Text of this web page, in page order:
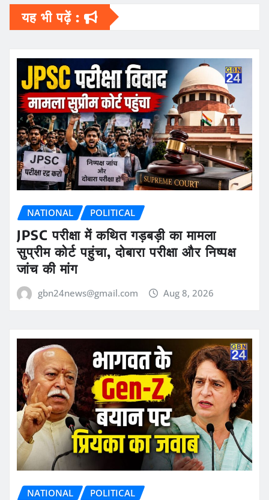
यह भी पढ़ें :
NATIONAL POLITICAL
JPSC परीक्षा में कथित गड़बड़ी का मामला
सुप्रीम कोर्ट पहुंचा, दोबारा परीक्षा और निष्पक्ष
जांच की मांग
gbn24news@gmail.com Aug 8, 2026
NATIONAL POLITICAL